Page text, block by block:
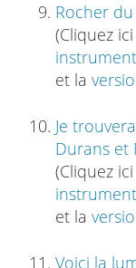
Rocher
(Cliquez
et la
Je
Durans et
(Cliquez
et la
Voici la